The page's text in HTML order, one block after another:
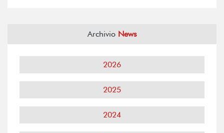
Archivio News
2026
2025
2024